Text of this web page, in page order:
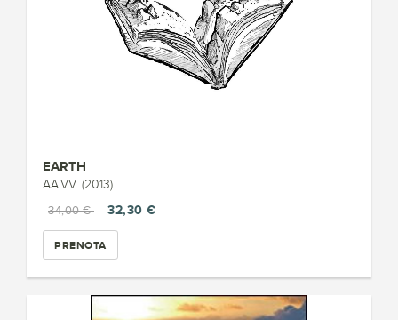
EARTH
AA.VV. (2013)
34,00 €
32,30 €
PRENOTA